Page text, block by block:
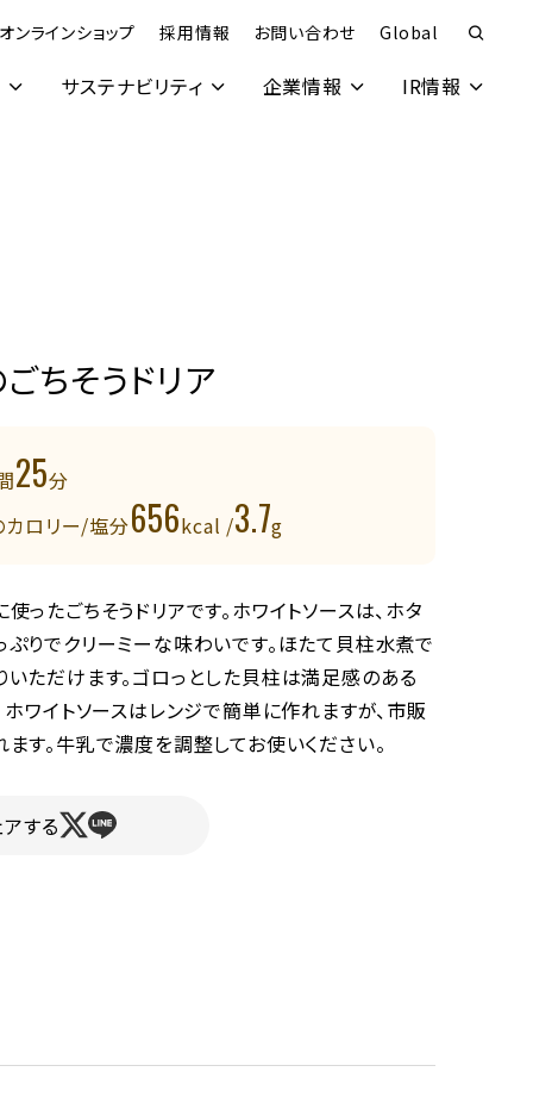
ンラインショップ 採用情報 お問い合わせ Global
サステナビリティ 企業情報 IR情報
ちそうドリア
25分
ロリー/塩分656kcal /3.7g
ったごちそうドリアです。ホワイトソースは、ホタ
りでクリーミーな味わいです。ほたて貝柱水煮で
ただけます。ゴロっとした貝柱は満足感のある
ホワイトソースはレンジで簡単に作れますが、市販
す。牛乳で濃度を調整してお使いください。
する